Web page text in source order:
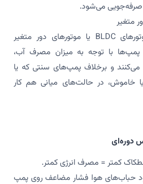
پمپ‌های مدرن با موتورهای BLDC یا موتورهای دور متغیر
با توجه به میزان مصرف آب،
می‌کنند و برخلاف پمپ‌های سنتی که یا
خاموش، در حالت‌های میانی هم کار
کمتر = مصرف انرژی کمتر.
حباب‌های هوا فشار مضاعف روی پمپ